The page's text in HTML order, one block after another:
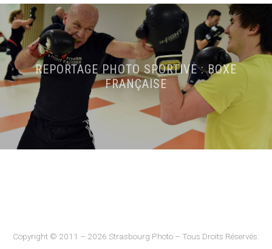
REPORTAGE PHOTO SPORTIVE : BOXE
FRANÇAISE
Copyright © 2011 – 2026 Strasbourg Photo – Tous Droits Réservés.